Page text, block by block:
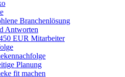
Branchenlösung
Antworten
EUR Mitarbeiter
Planung
fit machen